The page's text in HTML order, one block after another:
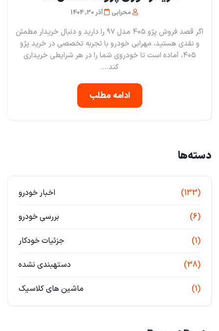
محرابی آذر 30, 1404
اگر قصد فروش پژو ۴۰۵ مدل ۹۷ را دارید و دنبال خریدار مطمئن
و نقدی هستید، مهرابی خودرو با تجربه تخصصی در خرید پژو
۴۰۵، آماده است تا خودروی شما را در هر شرایطی خریداری
کند....
ادامه مطلب
دسته‌ها
اخبار خودرو (133)
بررسی خودرو (6)
جزئیات خودکار (1)
دستهبندی نشده (38)
ماشین های کلاسیک (1)